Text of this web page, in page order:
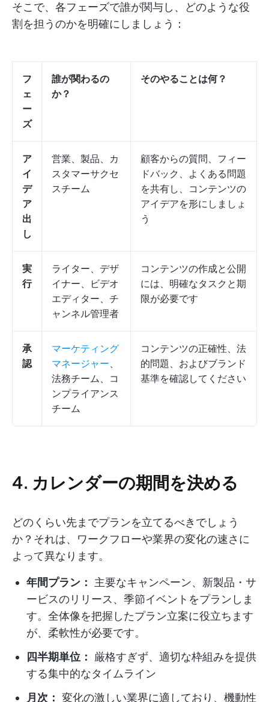
そこで、各フェーズで誰が関与し、どのような役
割を担うのかを明確にしましょう：
フ
ェ
ー
ズ
誰が関わるの
か？
そのやることは何？
ア
イ
デ
ア
出
し
営業、製品、カ
スタマーサクセ
スチーム
顧客からの質問、フィー
ドバック、よくある問題
を共有し、コンテンツの
アイデアを形にしましょ
う
実
行
ライター、デザ
イナー、ビデオ
エディター、チ
ャンネル管理者
コンテンツの作成と公開
には、明確なタスクと期
限が必要です
承
認
マーケティング
マネージャー、
法務チーム、コ
ンプライアンス
チーム
コンテンツの正確性、法
的問題、およびブランド
基準を確認してください
4. カレンダーの期間を決める
どのくらい先までプランを立てるべきでしょう
か？それは、ワークフローや業界の変化の速さに
よって異なります。
年間プラン：
主要なキャンペーン、新製品・サ
ービスのリリース、季節イベントをプランしま
す。全体像を把握したプラン立案に役立ちます
が、柔軟性が必要です。
四半期単位：
厳格すぎず、適切な枠組みを提供
する集中的なタイムライン
月次： 変化の激しい業界に適しており、機動性